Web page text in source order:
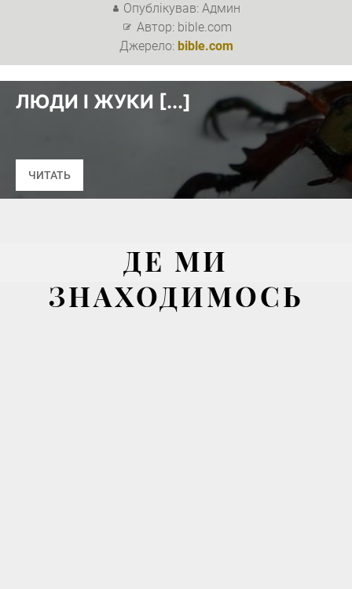
Опублікував: Админ
Автор: bible.com
Джерело: bible.com
ЛЮДИ І ЖУКИ [...]
ЧИТАТЬ
ДЕ МИ
ЗНАХОДИМОСЬ